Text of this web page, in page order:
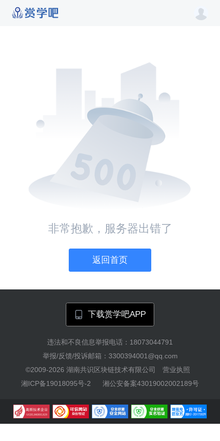
非常抱歉，服务器出错了
返回首页
下载赏学吧APP
违法和不良信息举报电话：18073044791
举报/反馈/投诉邮箱：3300394001@qq.com
©2009-2026 湖南共识区块链技术有限公司
营业执照
湘ICP备19018095号-2
湘公安备案43019002002189号